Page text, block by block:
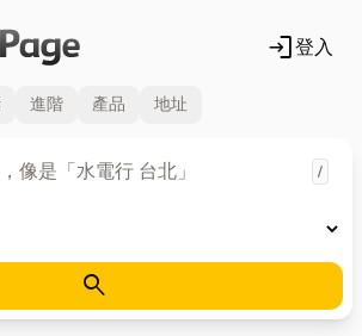
login登入
進階 產品 地址
/
search